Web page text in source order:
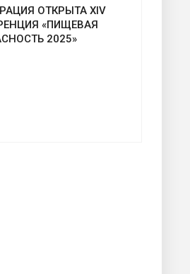
ОТКРЫТА XIV
«ПИЩЕВАЯ
2025»